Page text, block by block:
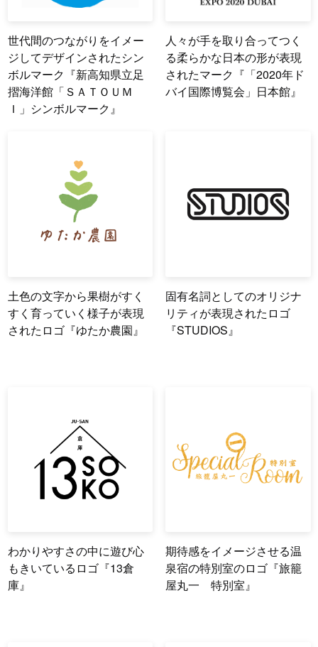
世代間のつながりをイメー
ジしてデザインされたシン
ボルマーク『新高知県立足
摺海洋館「ＳＡＴＯＵＭ
Ｉ」シンボルマーク』
人々が手を取り合ってつく
る柔らかな日本の形が表現
されたマーク『「2020年ド
バイ国際博覧会」日本館』
土色の文字から果樹がすく
すく育っていく様子が表現
されたロゴ『ゆたか農園』
固有名詞としてのオリジナ
リティが表現されたロゴ
『STUDIOS』
わかりやすさの中に遊び心
もきいているロゴ『13倉
庫』
期待感をイメージさせる温
泉宿の特別室のロゴ『旅籠
屋丸一 特別室』